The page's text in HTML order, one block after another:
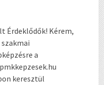
Érdeklődők! Kérem,
szakmai
a
keresztül